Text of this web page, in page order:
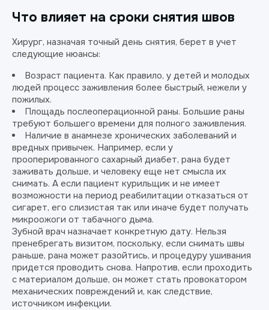
Что влияет на сроки снятия швов
Хирург, назначая точный день снятия, берет в учет
следующие нюансы:
Возраст пациента. Как правило, у детей и молодых
людей процесс заживления более быстрый, нежели у
пожилых.
Площадь послеоперационной раны. Большие раны
требуют большего времени для полного заживления.
Наличие в анамнезе хронических заболеваний и
вредных привычек. Например, если у
прооперированного сахарный диабет, рана будет
заживать дольше, и человеку еще нет смысла их
снимать. А если пациент курильщик и не имеет
возможности на период реабилитации отказаться от
сигарет, его слизистая так или иначе будет получать
микроожоги от табачного дыма.
Зубной врач назначает конкретную дату. Нельзя
пренебрегать визитом, поскольку, если снимать швы
раньше, рана может разойтись, и процедуру ушивания
придется проводить снова. Напротив, если проходить
с материалом дольше, он может стать провокатором
механических повреждений и, как следствие,
источником инфекции.